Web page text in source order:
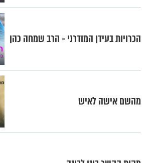
הכרויות בעידן המודרני - הרב שמחה כהן
מהשם אישה לאיש